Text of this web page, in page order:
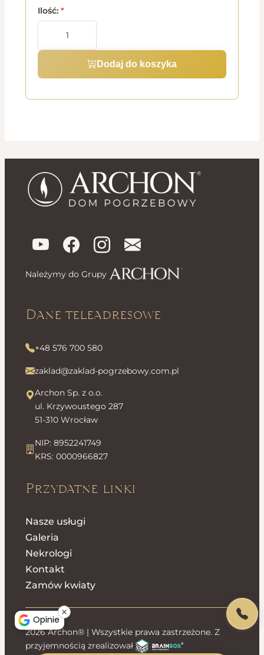
Ilość: *
Dodaj do koszyka
Należymy do Grupy
Dane teleadresowe
+48 576 700 580
zaklad@zaklad-pogrzebowy.com.pl
Archon Sp. z o.o.
ul. Krzywoustego 287
51-310 Wrocław
NIP: 8952241749
KRS: 0000966827
Przydatne linki
Nasze usługi
Galeria
Nekrologi
Kontakt
Zamów kwiaty
2026 Archon® | Wszystkie prawa zastrzeżone. Z
przyjemnością zrealizował
Opinie